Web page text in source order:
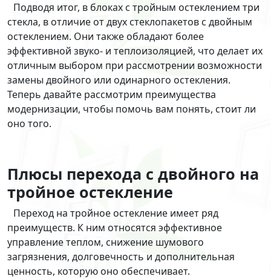
Подводя итог, в блоках с тройным остеклением три
стекла, в отличие от двух стеклопакетов с двойным
остеклением. Они также обладают более
эффективной звуко- и теплоизоляцией, что делает их
отличным выбором при рассмотрении возможности
замены двойного или одинарного остекления.
Теперь давайте рассмотрим преимущества
модернизации, чтобы помочь вам понять, стоит ли
оно того.
Плюсы перехода с двойного на
тройное остекление
Переход на тройное остекление имеет ряд
преимуществ. К ним относятся эффективное
управление теплом, снижение шумового
загрязнения, долговечность и дополнительная
ценность, которую оно обеспечивает.